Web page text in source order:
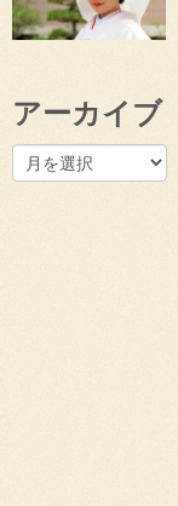
アーカイブ